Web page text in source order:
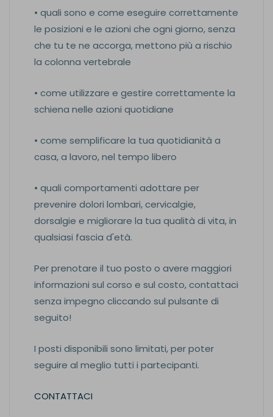
• quali sono e come eseguire correttamente
le posizioni e le azioni che ogni giorno, senza
che tu te ne accorga, mettono più a rischio
la colonna vertebrale
• come utilizzare e gestire correttamente la
schiena nelle azioni quotidiane
• come semplificare la tua quotidianità a
casa, a lavoro, nel tempo libero
• quali comportamenti adottare per
prevenire dolori lombari, cervicalgie,
dorsalgie e migliorare la tua qualità di vita, in
qualsiasi fascia d'età.
Per prenotare il tuo posto o avere maggiori
informazioni sul corso e sul costo, contattaci
senza impegno cliccando sul pulsante di
seguito!
I posti disponibili sono limitati, per poter
seguire al meglio tutti i partecipanti.
CONTATTACI